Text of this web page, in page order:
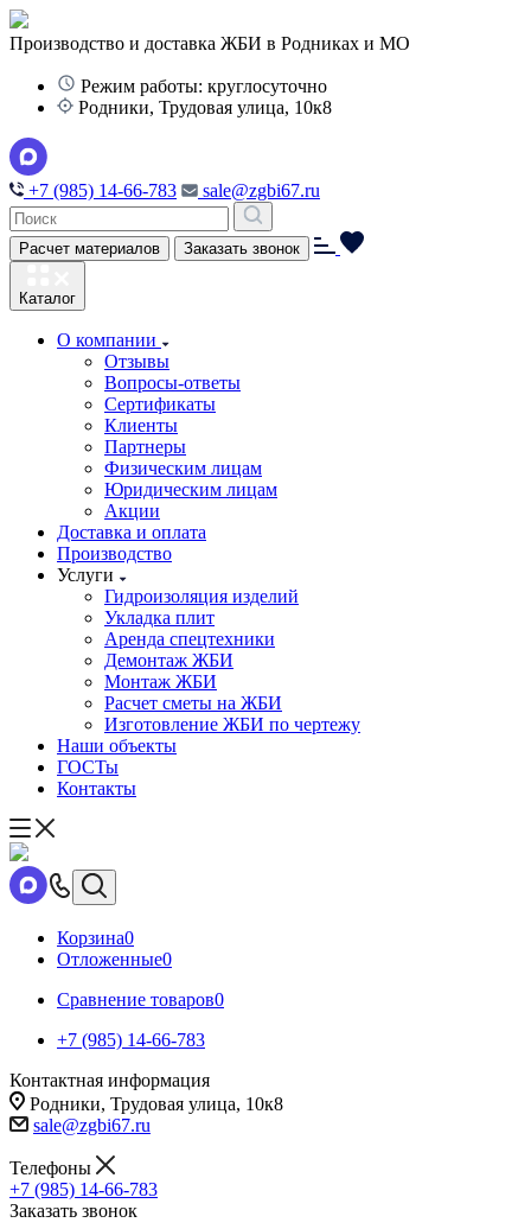
Производство и доставка ЖБИ в Родниках и МО
Режим работы: круглосуточно
Родники, Трудовая улица, 10к8
+7 (985) 14-66-783 sale@zgbi67.ru
Расчет материалов Заказать звонок
Каталог
О компании
Отзывы
Вопросы-ответы
Сертификаты
Клиенты
Партнеры
Физическим лицам
Юридическим лицам
Акции
Доставка и оплата
Производство
Услуги
Гидроизоляция изделий
Укладка плит
Аренда спецтехники
Демонтаж ЖБИ
Монтаж ЖБИ
Расчет сметы на ЖБИ
Изготовление ЖБИ по чертежу
Наши объекты
ГОСТы
Контакты
Корзина0
Отложенные0
Сравнение товаров0
+7 (985) 14-66-783
Контактная информация
Родники, Трудовая улица, 10к8
sale@zgbi67.ru
Телефоны
+7 (985) 14-66-783
Заказать звонок